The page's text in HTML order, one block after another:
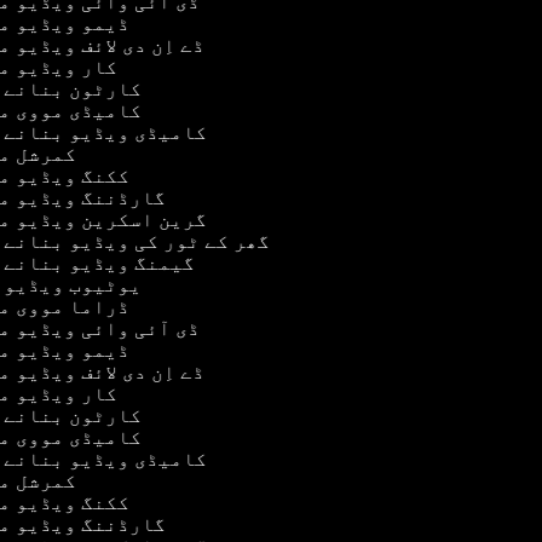
ڈیمو ویڈیو
ڈے اِن دی لائف ویڈیو
کار ویڈیو
کارٹون بنانے
کامیڈی مووی
کامیڈی ویڈیو بنانے
کمرشل
ککنگ ویڈیو
گارڈننگ ویڈیو
گرین اسکرین ویڈیو
گھر کے ٹور کی ویڈیو بنانے
گیمنگ ویڈیو بنانے
یوٹیوب
ڈراما مووی
ڈی آئی وائی ویڈیو
ڈیمو ویڈیو
ڈے اِن دی لائف ویڈیو
کار ویڈیو
کارٹون بنانے
کامیڈی مووی
کامیڈی ویڈیو بنانے
کمرشل
ککنگ ویڈیو
گارڈننگ ویڈیو